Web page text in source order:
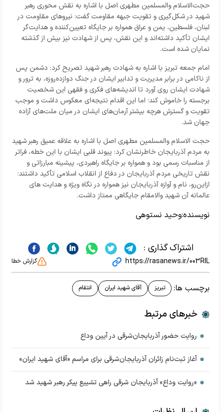
حجت‌الاسلام والمسلمین مطهری اصل با اشاره به نقش محوری رهبر
شهید در شکل‌گیری و تقویت جبهه مقاومت گفت: نیروهای مقاومت در
لبنان، فلسطین، یمن و عراق همواره بر جایگاه تعیین‌کننده و هدایت‌گر
ایشان تأکید داشته‌اند و این نقش، پس از شهادت نیز بیش از گذشته
نمایان شده است.
امام‌ جمعه تبریز با اشاره به شهادت رهبر شهید تصریح کرد: دشمن پس
از ناکامی در برابر مدیریت و تدابیر ایشان در جنگ دوازده‌روزه، به ترور و
شهادت ایشان روی آورد تا اندیشه‌های فکری و فقهی این شخصیت
برجسته را خاموش کند؛ اما این اقدام نتیجه‌ای معکوس داشت و موجب
تقویت و گسترش هرچه بیشتر آرمان‌های ایشان در میان ملت‌های آزاده
جهان شد.
حجت الاسلام والمسلمین مطهری‌ اصل با اشاره به علاقه عمیق رهبر شهید
به مردم آذربایجان خاطرنشان کرد: پیوند قلبی ایشان با این خطه، فراتر
از مناسبات رسمی بود و همواره بر جایگاه راهبردی، پیشینه مبارزاتی و
نقش تاریخی مردم آذربایجان در دفاع از انقلاب اسلامی تأکید داشتند؛
ازاین‌رو، نام و آوازه آذربایجان نیز همواره در نگاه ویژه و هدایت‌ های
عالمانه آن شهید والامقام جایگاهی ممتاز داشت.
نویسنده:وحید نستوهی
اشتراک گذاری :
https://rasanews.ir/003RIL گزارش خطا
برچسب ها: تبریز آقای شهید ایران انتقام
خبرهای مرتبط
روایت حضور آذربایجان‌شرقی در آیین وداع
آغاز ثبت‌نام زائران آذربایجان‌شرقی برای مراسم «آقای شهید ایران»
«روایت وداع» آذربایجان شرقی راهی تشییع پیکر رهبر شهید شد